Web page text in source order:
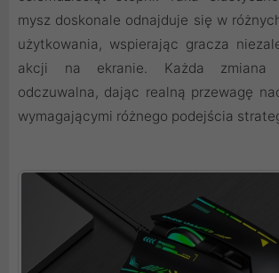
mysz doskonale odnajduje się w
użytkowania, wspierając gracza
akcji na ekranie. Każda zmiana
odczuwalna, dając realną przewagę
wymagającymi różnego podejścia